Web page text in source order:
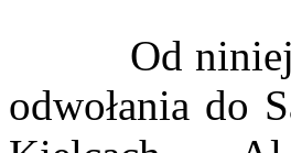
Od
odwołania do